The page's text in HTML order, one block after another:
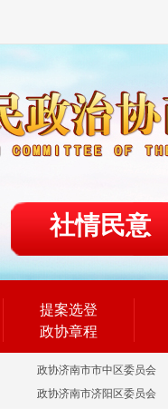
社情民意
提案选登
政协章程
政协济南市市中区委员会
政协济南市济阳区委员会